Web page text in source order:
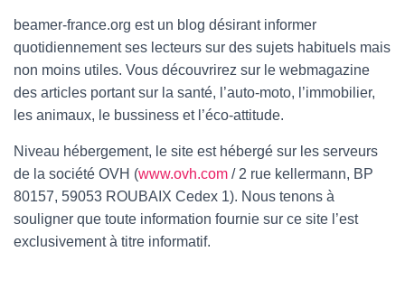
beamer-france.org est un blog désirant informer
quotidiennement ses lecteurs sur des sujets habituels mais
non moins utiles. Vous découvrirez sur le webmagazine
des articles portant sur la santé, l’auto-moto, l’immobilier,
les animaux, le bussiness et l’éco-attitude.
Niveau hébergement, le site est hébergé sur les serveurs
de la société OVH (www.ovh.com / 2 rue kellermann, BP
80157, 59053 ROUBAIX Cedex 1). Nous tenons à
souligner que toute information fournie sur ce site l’est
exclusivement à titre informatif.